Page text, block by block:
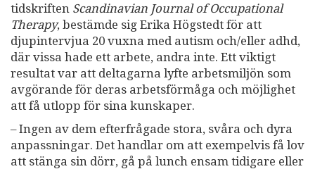
tidskriften Scandinavian Journal of Occupational
Therapy, bestämde sig Erika Högstedt för att
djupintervjua 20 vuxna med autism och/eller adhd,
där vissa hade ett arbete, andra inte. Ett viktigt
resultat var att deltagarna lyfte arbetsmiljön som
avgörande för deras arbetsförmåga och möjlighet
att få utlopp för sina kunskaper.
– Ingen av dem efterfrågade stora, svåra och dyra
anpassningar. Det handlar om att exempelvis få lov
att stänga sin dörr, gå på lunch ensam tidigare eller